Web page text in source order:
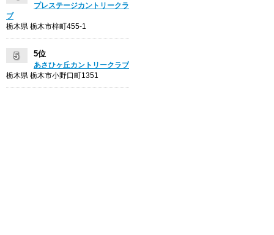
プレステージカントリークラ
ブ
栃木県 栃木市梓町455-1
5位
あさひヶ丘カントリークラブ
栃木県 栃木市小野口町1351